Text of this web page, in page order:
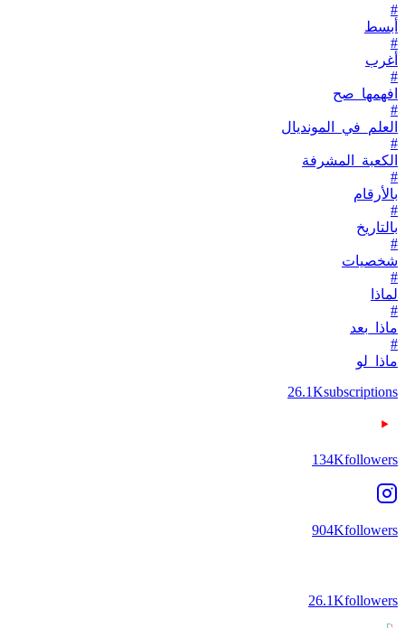
#
أبسط
#
أغرب
#
افهمها_صح
#
العلم_في_المونديال
#
الكعبة_المشرفة
#
بالأرقام
#
بالتاريخ
#
شخصيات
#
لماذا
#
ماذا_بعد
#
ماذا_لو
26.1Ksubscriptions
134Kfollowers
904Kfollowers
26.1Kfollowers